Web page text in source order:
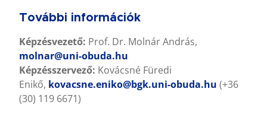
További információk
Képzésvezető: Prof. Dr. Molnár András,
molnar@uni-obuda.hu
Képzésszervező: Kovácsné Füredi
Enikő, kovacsne.eniko@bgk.uni-obuda.hu (+36
(30) 119 6671)